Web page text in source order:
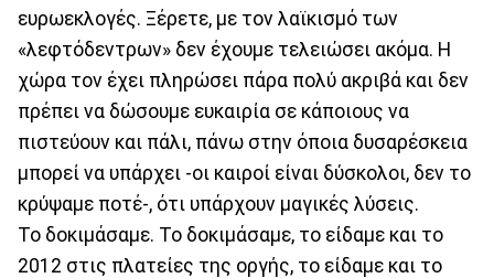
ευρωεκλογές. Ξέρετε, με τον λαϊκισμό των
«λεφτόδεντρων» δεν έχουμε τελειώσει ακόμα. Η
χώρα τον έχει πληρώσει πάρα πολύ ακριβά και δεν
πρέπει να δώσουμε ευκαιρία σε κάποιους να
πιστεύουν και πάλι, πάνω στην όποια δυσαρέσκεια
μπορεί να υπάρχει -οι καιροί είναι δύσκολοι, δεν το
κρύψαμε ποτέ-, ότι υπάρχουν μαγικές λύσεις.
Το δοκιμάσαμε. Το δοκιμάσαμε, το είδαμε και το
2012 στις πλατείες της οργής, το είδαμε και το